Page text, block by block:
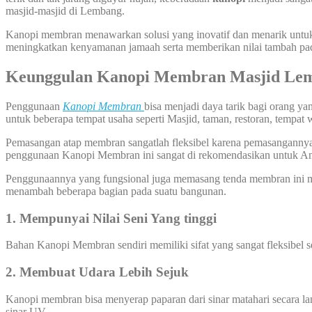
masjid-masjid di Lembang.
Kanopi membran menawarkan solusi yang inovatif dan menarik
meningkatkan kenyamanan jamaah serta memberikan nilai tambah
Keunggulan Kanopi Membran Masjid
Penggunaan Kanopi Membran bisa menjadi daya tarik bagi orang
untuk beberapa tempat usaha seperti Masjid, taman, restoran,
Pemasangan atap membran sangatlah fleksibel karena
penggunaan Kanopi Membran ini sangat di rekomendasikan untuk
Penggunaannya yang fungsional juga memasang tenda membran
menambah beberapa bagian pada suatu bangunan.
1. Mempunyai Nilai Seni Yang tinggi
Bahan Kanopi Membran sendiri memiliki sifat yang sangat fleksibel
2. Membuat Udara Lebih Sejuk
Kanopi membran bisa menyerap paparan dari sinar matahari secara